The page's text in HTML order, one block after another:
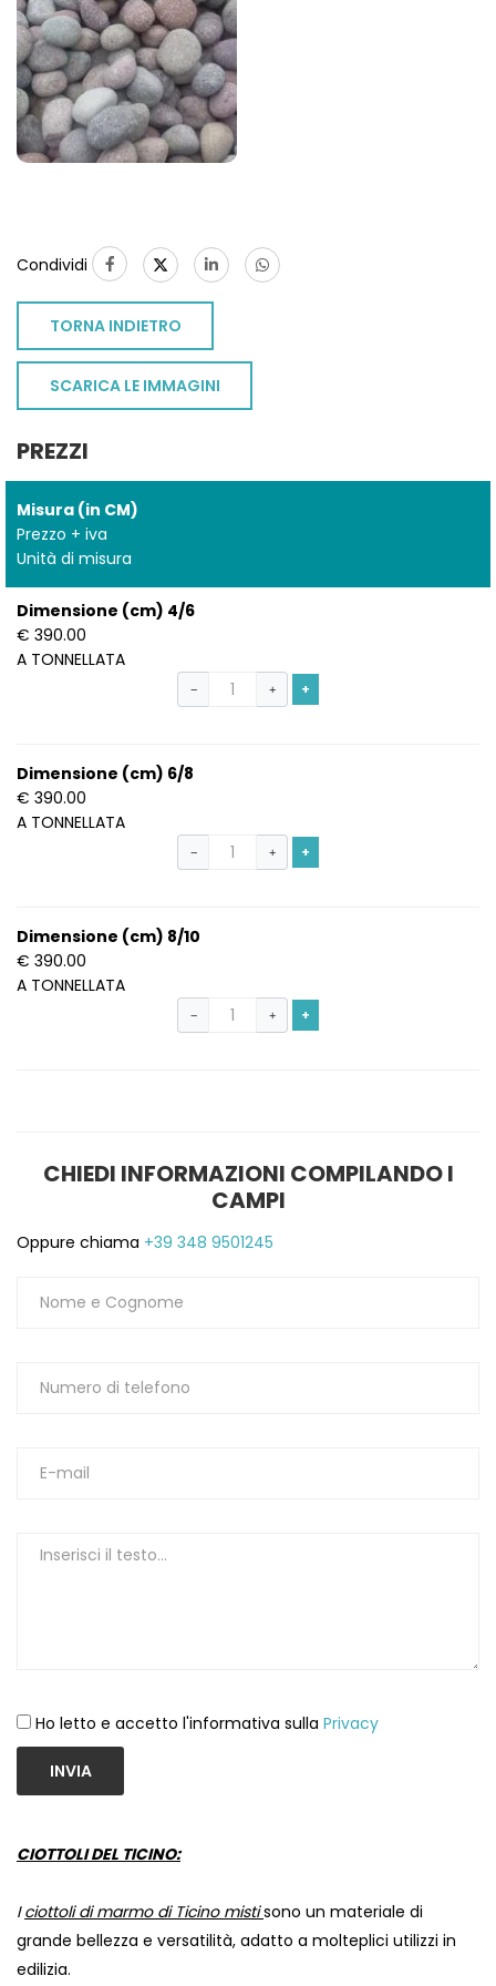
Condividi
TORNA INDIETRO
SCARICA LE IMMAGINI
PREZZI
Misura (in CM)
Prezzo + iva
Unità di misura
Dimensione (cm) 4/6
€ 390.00
A TONNELLATA
− + +
Dimensione (cm) 6/8
€ 390.00
A TONNELLATA
− + +
Dimensione (cm) 8/10
€ 390.00
A TONNELLATA
− + +
CHIEDI INFORMAZIONI COMPILANDO I
CAMPI
Oppure chiama +39 348 9501245
Ho letto e accetto l'informativa sulla Privacy
INVIA
CIOTTOLI DEL TICINO:
Iciottoli di marmo di Ticino mistisono un materiale di
grande bellezza e versatilità, adatto a molteplici utilizzi in
edilizia.